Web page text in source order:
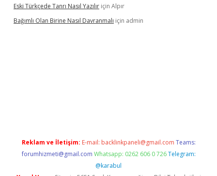
Eski Türkçede Tanrı Nasıl Yazılır için Alpır
Bağımlı Olan Birine Nasıl Davranmalı için admin
Reklam ve İletişim: E-mail: backlinkpaneli@gmail.com Teams:
forumhizmeti@gmail.com Whatsapp: 0262 606 0 726 Telegram:
@karabul